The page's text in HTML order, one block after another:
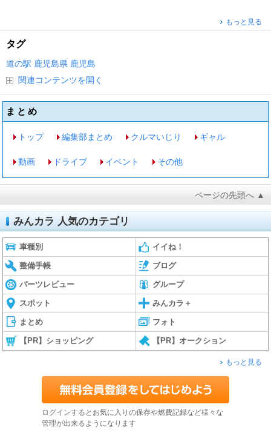
もっと見る
タグ
道の駅 鹿児島県 鹿児島
関連コンテンツを開く
まとめ
トップ 編集部まとめ クルマいじり ギャル
動画 ドライブ イベント その他
ページの先頭へ ▲
みんカラ 人気のカテゴリ
車種別 イイね！
整備手帳 ブログ
パーツレビュー グループ
スポット みんカラ＋
まとめ フォト
【PR】ショッピング 【PR】オークション
もっと見る
ログインするとお気に入りの保存や燃費記録など様々な
管理が出来るようになります